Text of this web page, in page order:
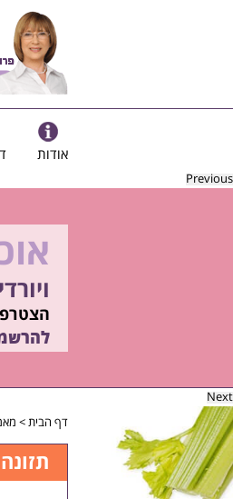
אודות
Previous
רוצים
Next
דף הבית>